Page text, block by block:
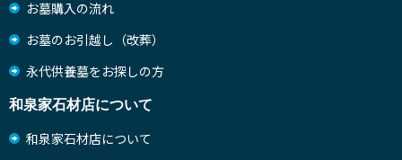
お墓購入の流れ
お墓のお引越し（改葬）
永代供養墓をお探しの方
和泉家石材店について
和泉家石材店について